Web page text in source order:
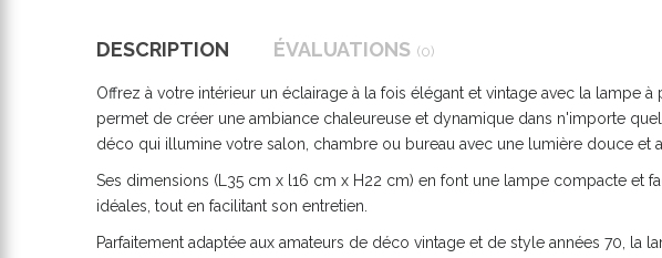
DESCRIPTION ÉVALUATIONS (0)
Offrez à votre intérieur un éclairage à la fois élégant et vintage avec la lampe
permet de créer une ambiance chaleureuse et dynamique dans n'importe
déco qui illumine votre salon, chambre ou bureau avec une lumière douce et
Ses dimensions (L35 cm x l16 cm x H22 cm) en font une lampe compacte et
idéales, tout en facilitant son entretien.
Parfaitement adaptée aux amateurs de déco vintage et de style années 70,